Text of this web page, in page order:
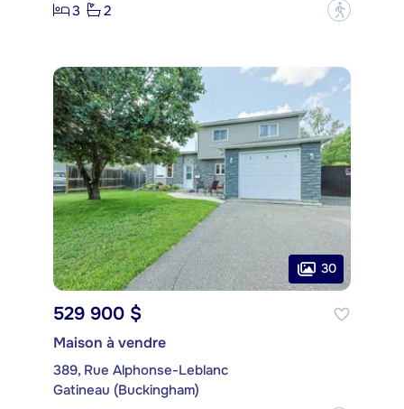
3
2 ?
30
529 900 $
Maison à vendre
389, Rue Alphonse-Leblanc
Gatineau (Buckingham)